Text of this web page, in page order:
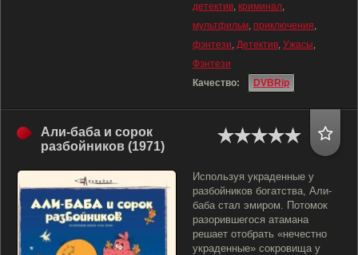
детектив, криминал,
мультфильм, приключения,
фэнтези, Детектив, Ужасы,
Фэнтези
Качество:
DVBRip
Али-баба и сорок
разбойников (1971)
Используя украденные у
разбойников богатства, Али-
баба стал эмиром. Потомок
разорившегося атамана
решает отобрать «нечестно
украденные» сокровища у